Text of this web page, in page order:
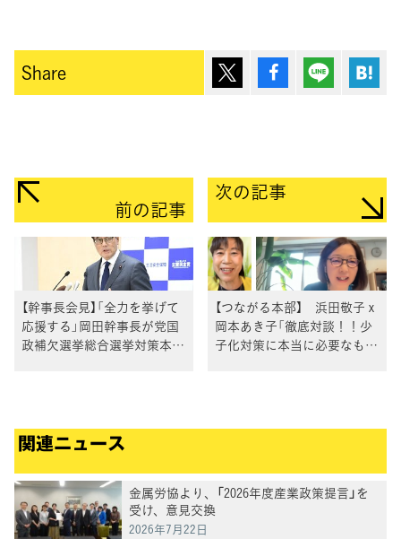
Share ポスト シェア Lineで送
前の記事
【幹事長会見】「全力を挙げて
応援する」岡田幹事長が党国
政補欠選挙総合選挙対策本部
次の記事
【つながる本部】 浜田敬子ｘ
岡本あき子「徹底対談！！少
子化対策に本当に必要なもの
関連ニュース
金属労協より、「2026年度産業政策提言」を
受け、意見交換
2026年7月22日